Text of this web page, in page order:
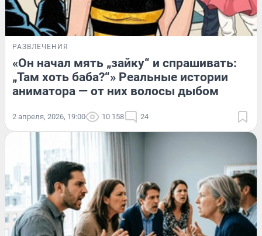
РАЗВЛЕЧЕНИЯ
«Он начал мять „зайку“ и спрашивать:
„Там хоть баба?“» Реальные истории
аниматора — от них волосы дыбом
2 апреля, 2026, 19:00 10 158 24